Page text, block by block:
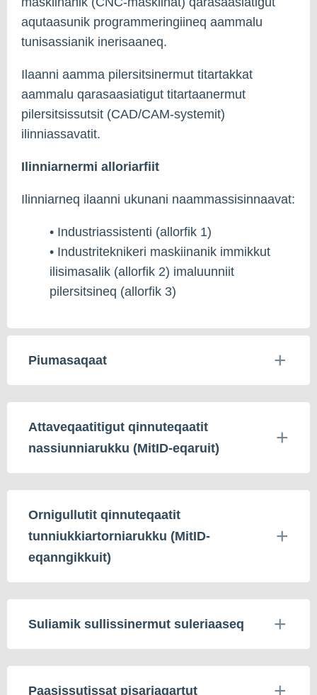
aqutaasunik programmeringiineq aammalu
tunisassianik inerisaaneq.
Ilaanni aamma pilersitsinermut titartakkat
aammalu qarasaasiatigut titartaanermut
pilersitsissutsit (CAD/CAM-systemit)
ilinniassavatit.
Ilinniarnermi alloriarfiit
Ilinniarneq ilaanni ukunani naammassisinnaavat:
• Industriassistenti (allorfik 1)
• Industriteknikeri maskiinanik immikkut
ilisimasalik (allorfik 2) imaluunniit
pilersitsineq (allorfik 3)
Piumasaqaat
Attaveqaatitigut qinnuteqaatit
nassiunniarukku (MitID-eqaruit)
Ornigullutit qinnuteqaatit
tunniukkiartorniarukku (MitID-
eqanngikkuit)
Suliamik sullissinermut suleriaaseq
Paasissutissat pisariaqartut